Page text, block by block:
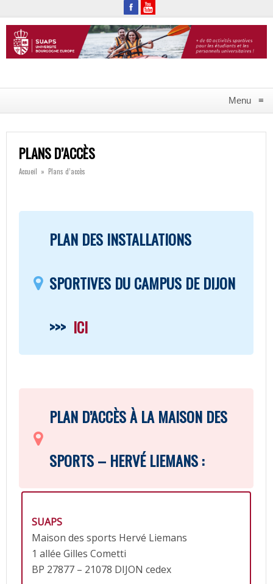
Menu ≡
PLANS D’ACCÈS
Accueil » Plans d’accès
PLAN DES INSTALLATIONS
SPORTIVES DU CAMPUS DE DIJON
>>> ICI
PLAN D’ACCÈS À LA MAISON DES
SPORTS – HERVÉ LIEMANS :
SUAPS
Maison des sports Hervé Liemans
1 allée Gilles Cometti
BP 27877 – 21078 DIJON cedex